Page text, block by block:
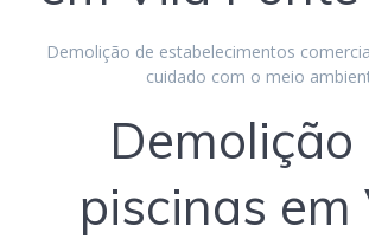
Demolição de estabelecimentos
cuidado com o meio
Demolição
piscinas em